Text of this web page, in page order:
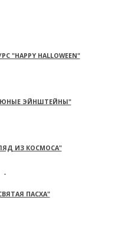
"HAPPY HALLOWEEN"
ЭЙНШТЕЙНЫ"
ИЗ КОСМОСА"
ПАСХА"